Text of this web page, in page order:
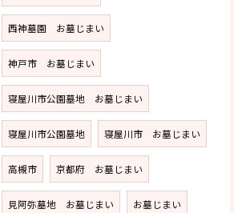
西神墓園 お墓じまい
神戸市 お墓じまい
寝屋川市公園墓地 お墓じまい
寝屋川市公園墓地 寝屋川市 お墓じまい
高槻市 京都府 お墓じまい
見阿弥墓地 お墓じまい お墓じまい